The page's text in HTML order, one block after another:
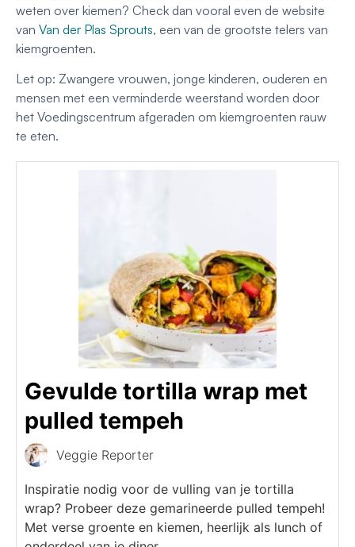
weten over kiemen? Check dan vooral even de website
van Van der Plas Sprouts, een van de grootste telers van
kiemgroenten.
Let op: Zwangere vrouwen, jonge kinderen, ouderen en
mensen met een verminderde weerstand worden door
het Voedingscentrum afgeraden om kiemgroenten rauw
te eten.
Gevulde tortilla wrap met
pulled tempeh
Veggie Reporter
Inspiratie nodig voor de vulling van je tortilla
wrap? Probeer deze gemarineerde pulled tempeh!
Met verse groente en kiemen, heerlijk als lunch of